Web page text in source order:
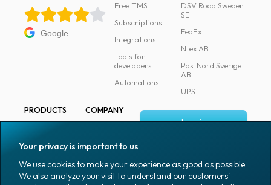
Google
Free TMS
Subscriptions
Integrations
Tools for
developers
Automations
DSV Road Sweden
SE
FedEx
Ntex AB
PostNord Sverige
AB
UPS
PRODUCTS
Marking
Packaging
Packaging
COMPANY
Media
Coworkers
Log in
Sign up
Your privacy is important to us
We use cookies to make your experience as good as possible.
We also analyze your visit to understand our customers'